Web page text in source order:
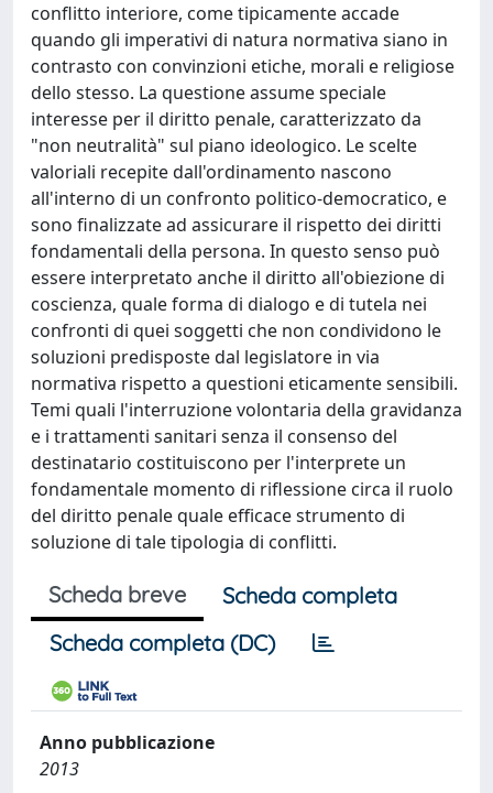
conflitto interiore, come tipicamente accade
quando gli imperativi di natura normativa siano in
contrasto con convinzioni etiche, morali e religiose
dello stesso. La questione assume speciale
interesse per il diritto penale, caratterizzato da
"non neutralità" sul piano ideologico. Le scelte
valoriali recepite dall'ordinamento nascono
all'interno di un confronto politico-democratico, e
sono finalizzate ad assicurare il rispetto dei diritti
fondamentali della persona. In questo senso può
essere interpretato anche il diritto all'obiezione di
coscienza, quale forma di dialogo e di tutela nei
confronti di quei soggetti che non condividono le
soluzioni predisposte dal legislatore in via
normativa rispetto a questioni eticamente sensibili.
Temi quali l'interruzione volontaria della gravidanza
e i trattamenti sanitari senza il consenso del
destinatario costituiscono per l'interprete un
fondamentale momento di riflessione circa il ruolo
del diritto penale quale efficace strumento di
soluzione di tale tipologia di conflitti.
Scheda breve
Scheda completa
Scheda completa (DC)
Anno pubblicazione
2013